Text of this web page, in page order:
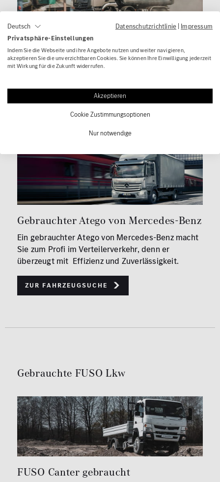
Mercedes-Benz Arocs gebraucht
Ein gebrauchter Mercedes-Benz Arocs erfüllt
Pritschenfahrzeug oder schwerer Kipper mit
Gebrauchter Atego von Mercedes-Benz
Ein gebrauchter Atego von Mercedes-Benz macht
Sie zum Profi im Verteilerverkehr, denn er
überzeugt mit Effizienz und Zuverlässigkeit.
Zur Fahrzeugsuche
Gebrauchte FUSO Lkw
FUSO Canter gebraucht
Deutsch Datenschutzrichtlinie | Impressum
Privatsphäre-Einstellungen
Indem Sie die Webseite und ihre Angebote nutzen und weiter navigieren,
akzeptieren Sie die unverzichtbaren Cookies. Sie können Ihre Einwilligung jederzeit
mit Wirkung für die Zukunft widerrufen.
Akzeptieren
Cookie Zustimmungsoptionen
Nur notwendige